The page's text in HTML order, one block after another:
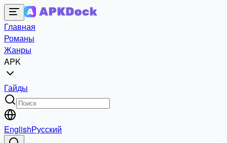
Главная
Романы
Жанры
APK
Гайды
EnglishРусский